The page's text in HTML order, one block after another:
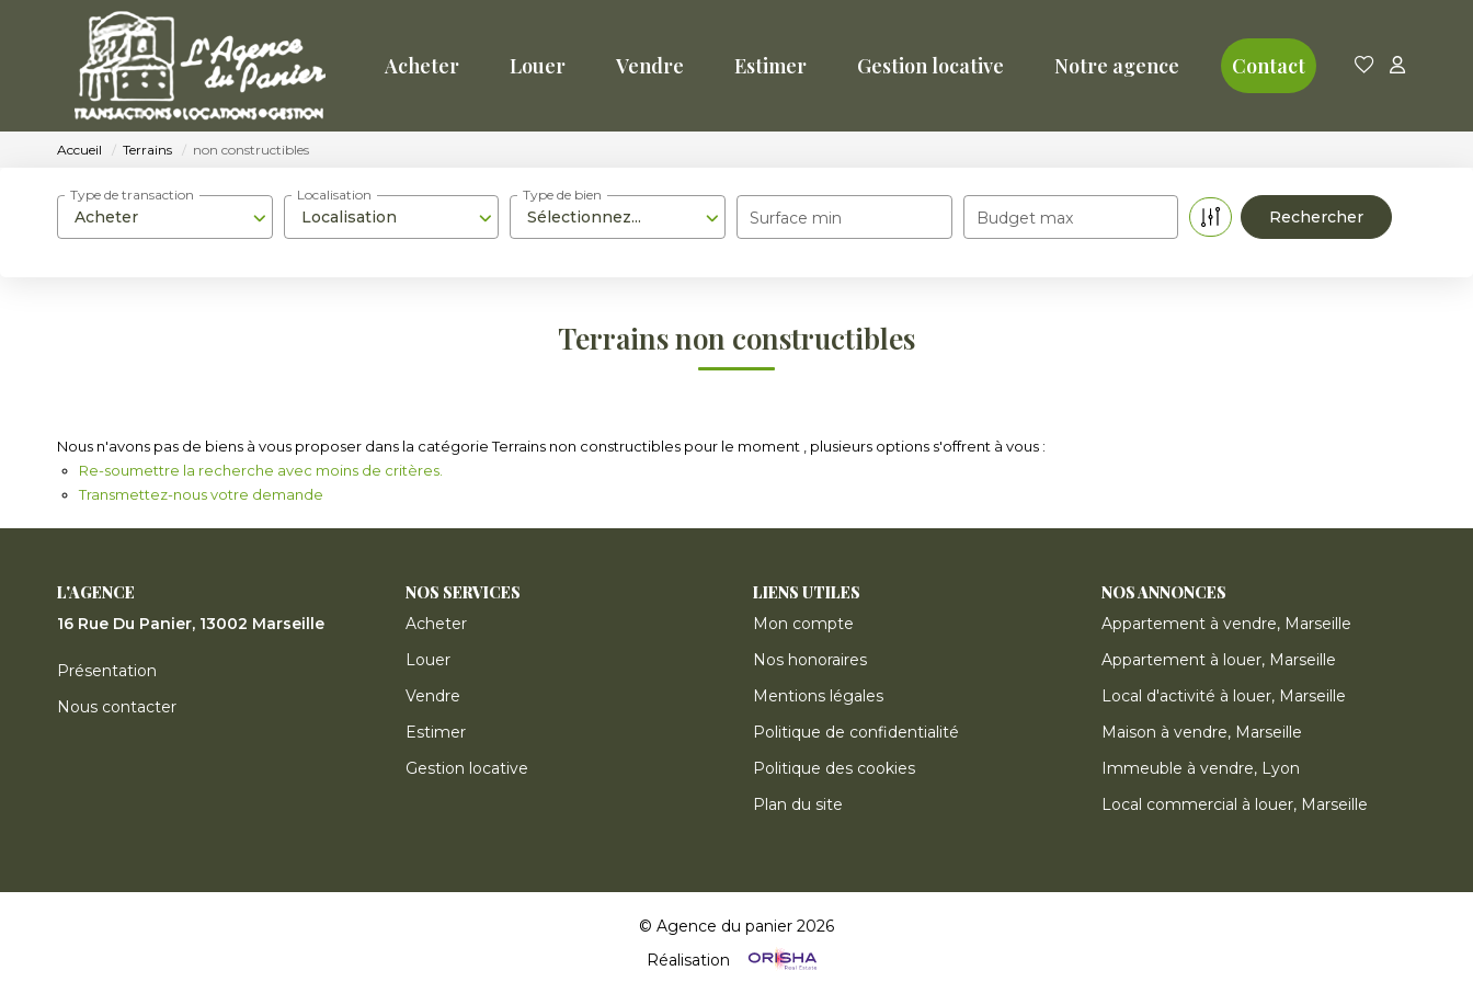
Acheter Louer Vendre Estimer Gestion locative Notre agence Contact
Accueil Terrains non constructibles
Acheter
Type de transaction
Localisation
Localisation
Sélectionnez...
Type de bien
Surface min Budget max
Terrains non constructibles
Nous n'avons pas de biens à vous proposer dans la catégorie Terrains non constructibles pour le moment , plusieurs options s'offrent à vous :
Re-soumettre la recherche avec moins de critères.
Transmettez-nous votre demande
L'AGENCE
16 Rue Du Panier, 13002 Marseille
Présentation
Nous contacter
NOS SERVICES
Acheter
Louer
Vendre
Estimer
Gestion locative
LIENS UTILES
Mon compte
Nos honoraires
Mentions légales
Politique de confidentialité
Politique des cookies
Plan du site
NOS ANNONCES
Appartement à vendre, Marseille
Appartement à louer, Marseille
Local d'activité à louer, Marseille
Maison à vendre, Marseille
Immeuble à vendre, Lyon
Local commercial à louer, Marseille
© Agence du panier 2026
Réalisation